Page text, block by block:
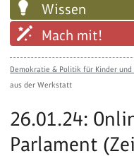
Wissen
Mach mit!
Demokratie & Politik für Kinder und
aus der Werkstatt
26.01.24:
Parlament